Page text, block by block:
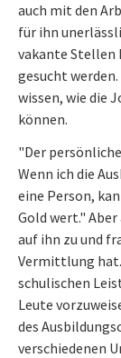
auch mit den
für ihn
vakante Stellen
gesucht
wissen, wie die
können.
"Der
Wenn ich die
eine Person,
Gold wert."
auf ihn zu und
Vermittlung
schulischen
Leute
des
verschiedenen